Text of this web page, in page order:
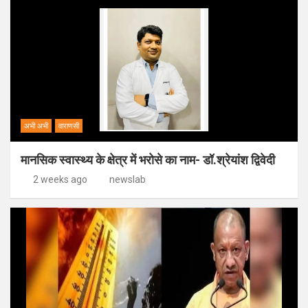
अभी अभी वाराणसी
मानसिक स्वास्थ्य के क्षेत्र में भरोसे का नाम- डॉ.श्रेयांश द्विवेदी
2 weeks ago newslab